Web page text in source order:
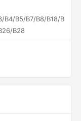
B4/B5/B7/B8/B18/B
B28